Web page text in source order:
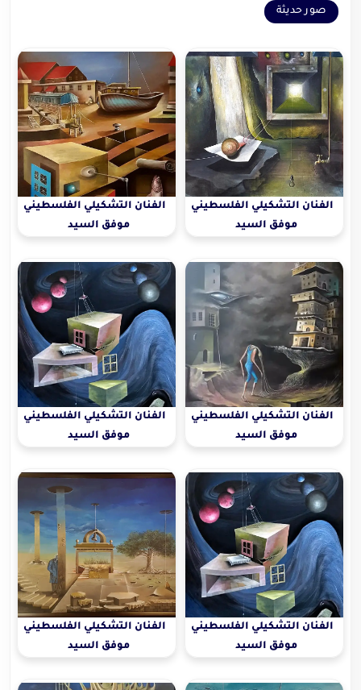
صور حديثة
الفنان التشكيلي الفلسطيني
موفق السيد
الفنان التشكيلي الفلسطيني
موفق السيد
الفنان التشكيلي الفلسطيني
موفق السيد
الفنان التشكيلي الفلسطيني
موفق السيد
الفنان التشكيلي الفلسطيني
موفق السيد
الفنان التشكيلي الفلسطيني
موفق السيد